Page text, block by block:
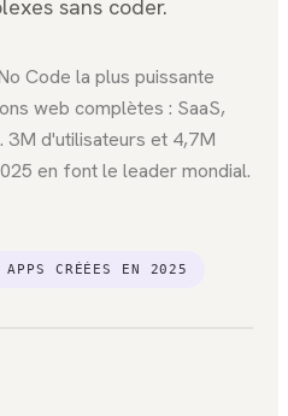
sans coder.
Code la plus puissante
web complètes : SaaS,
3M d'utilisateurs et 4,7M
en font le leader mondial.
CRÉÉES EN 2025